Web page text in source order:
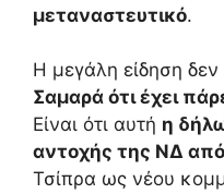
μεταναστευτικό.
Η μεγάλη είδηση δεν
Σαμαρά ότι έχει
Είναι ότι αυτή η
αντοχής της ΝΔ από
Τσίπρα ως νέου